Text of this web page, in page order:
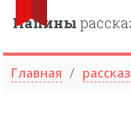
Папины
Главная